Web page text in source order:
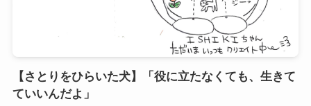
【さとりをひらいた犬】「役に立たなくても、生きて
ていいんだよ」